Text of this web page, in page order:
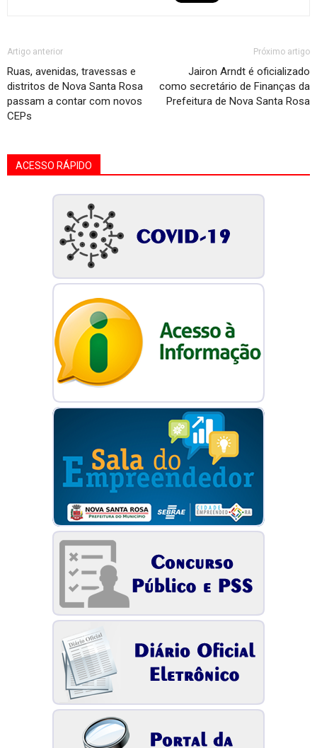
Artigo anterior
Ruas, avenidas, travessas e
distritos de Nova Santa Rosa
passam a contar com novos
CEPs
Próximo artigo
Jairon Arndt é oficializado
como secretário de Finanças da
Prefeitura de Nova Santa Rosa
ACESSO RÁPIDO